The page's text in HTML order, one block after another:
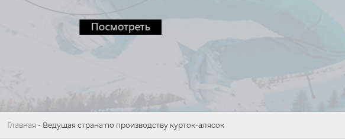
Главная - Ведущая страна по производству курток-алясок